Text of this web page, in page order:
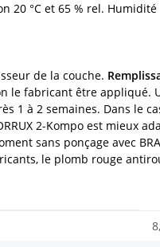
20 °C et 65 % rel. Humidité
de la couche.
fabricant être appliqué.
1 à 2 semaines. Dans le
2-Kompo est mieux
sans ponçage avec
le plomb rouge